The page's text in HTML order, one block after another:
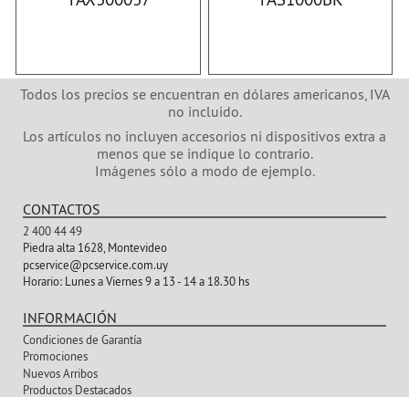
Todos los precios se encuentran en dólares americanos, IVA
no incluido.
Los artículos no incluyen accesorios ni dispositivos extra a
menos que se indique lo contrario.
Imágenes sólo a modo de ejemplo.
CONTACTOS
2 400 44 49
Piedra alta 1628, Montevideo
pcservice@pcservice.com.uy
Horario:Lunes a Viernes 9 a 13 - 14 a 18.30 hs
INFORMACIÓN
Condiciones de Garantía
Promociones
Nuevos Arribos
Productos Destacados